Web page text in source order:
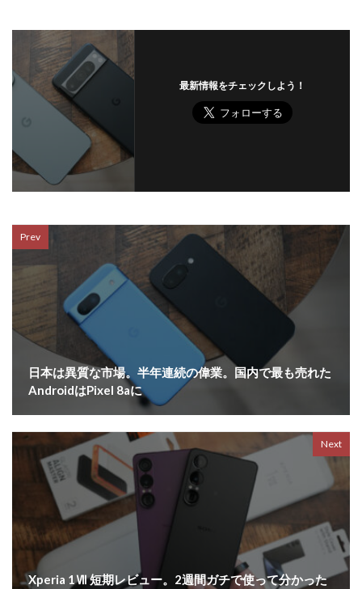
最新情報をチェックしよう！
Prev
日本は異質な市場。半年連続の偉業。国内で最も売れた
AndroidはPixel 8aに
Next
Xperia 1Ⅶ 短期レビュー。2週間ガチで使って分かった